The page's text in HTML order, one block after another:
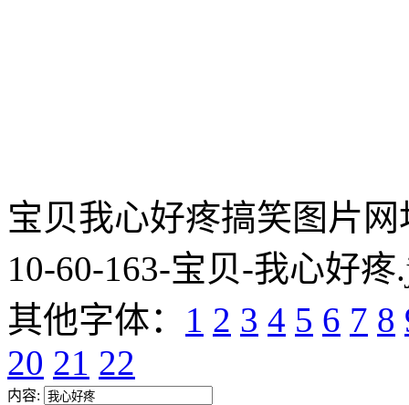
宝贝我心好疼搞笑图片网
10-60-163-宝贝-我心好疼
其他字体： 1 2 3 4 5 6 7 8
20 21 22
内容: